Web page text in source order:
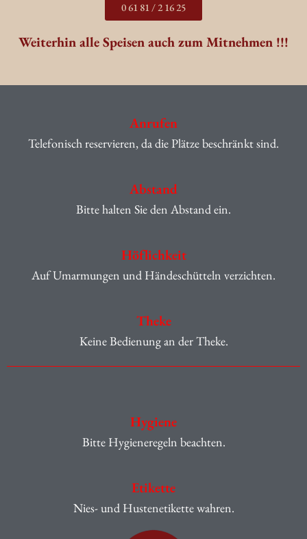
0 61 81 / 2 16 25
Weiterhin alle Speisen auch zum Mitnehmen !!!
Anrufen
Telefonisch reservieren, da die Plätze beschränkt sind.
Abstand
Bitte halten Sie den Abstand ein.
Höflichkeit
Auf Umarmungen und Händeschütteln verzichten.
Theke
Keine Bedienung an der Theke.
Hygiene
Bitte Hygieneregeln beachten.
Etikette
Nies- und Hustenetikette wahren.